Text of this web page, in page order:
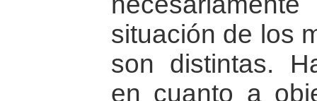
situación de los
son distintas.
en cuanto a